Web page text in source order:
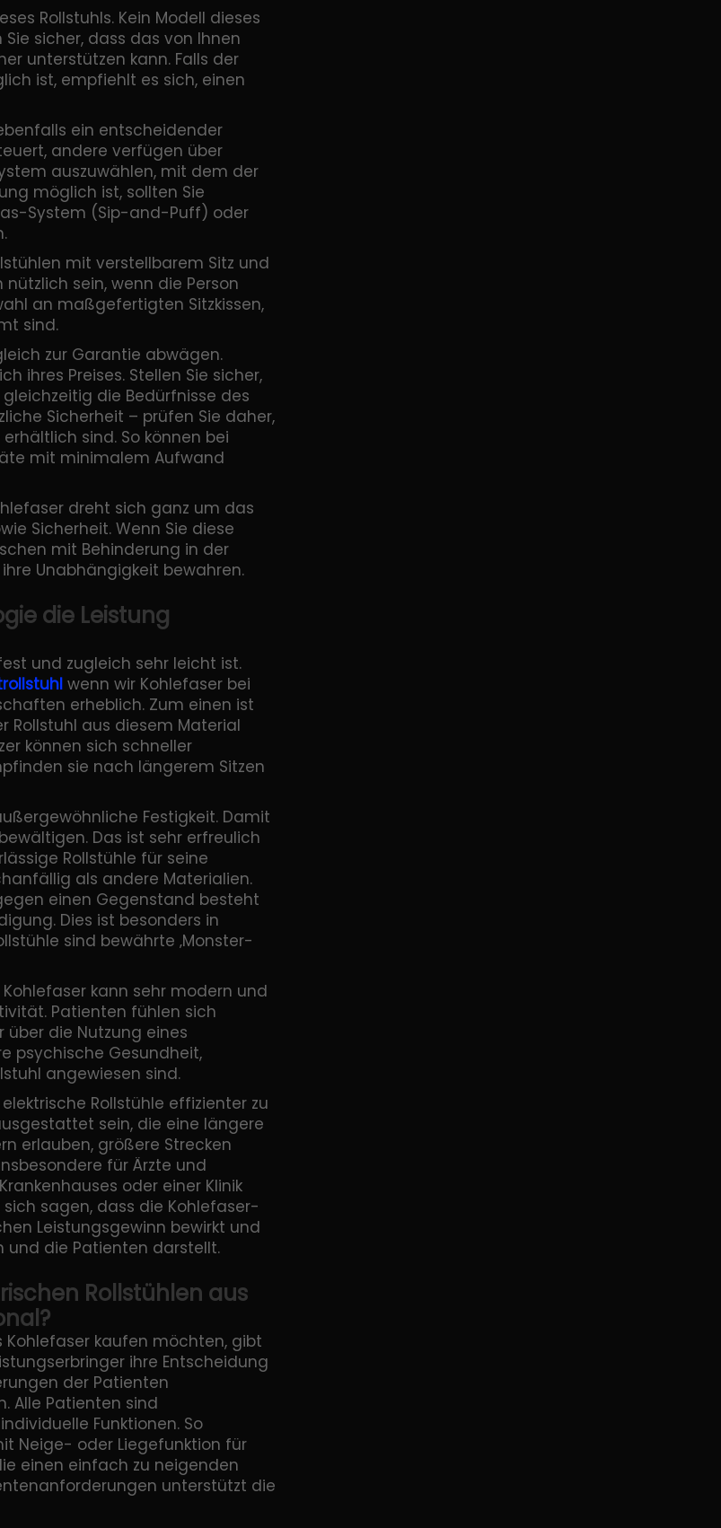
Rollstuhls. Kein Modell dieses
sicher, dass das von Ihnen
unterstützen kann. Falls der
ist, empfiehlt es sich, einen
ein entscheidender
andere verfügen über
auszuwählen, mit dem der
möglich ist, sollten Sie
System (Sip-and-Puff) oder
mit verstellbarem Sitz und
sein, wenn die Person
an maßgefertigten Sitzkissen,
sind.
zur Garantie abwägen.
ihres Preises. Stellen Sie sicher,
die Bedürfnisse des
Sicherheit – prüfen Sie daher,
sind. So können bei
mit minimalem Aufwand
dreht sich ganz um das
Sicherheit. Wenn Sie diese
mit Behinderung in der
Unabhängigkeit bewahren.
die Leistung
und zugleich sehr leicht ist.
wenn wir Kohlefaser bei
erheblich. Zum einen ist
Rollstuhl aus diesem Material
können sich schneller
sie nach längerem Sitzen
Festigkeit. Damit
Das ist sehr erfreulich
Rollstühle für seine
als andere Materialien.
einen Gegenstand besteht
Dies ist besonders in
sind bewährte ‚Monster-
kann sehr modern und
Patienten fühlen sich
die Nutzung eines
psychische Gesundheit,
angewiesen sind.
Rollstühle effizienter zu
sein, die eine längere
erlauben, größere Strecken
für Ärzte und
oder einer Klinik
sagen, dass die Kohlefaser-
Leistungsgewinn bewirkt und
und die Patienten darstellt.
Rollstühlen aus
Kohlefaser kaufen möchten, gibt
ihre Entscheidung
der Patienten
Alle Patienten sind
Funktionen. So
Neige- oder Liegefunktion für
einen einfach zu neigenden
unterstützt die